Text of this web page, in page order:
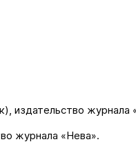
издательство журнала
журнала «Нева».